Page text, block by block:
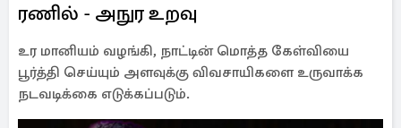
ரணில் - அநுர உறவு
உர மானியம் வழங்கி, நாட்டின் மொத்த கேள்வியை
பூர்த்தி செய்யும் அளவுக்கு விவசாயிகளை உருவாக்க
நடவடிக்கை எடுக்கப்படும்.